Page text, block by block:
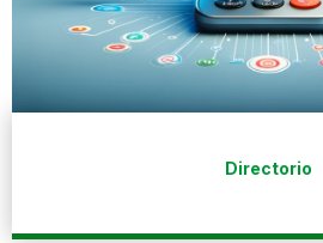
Directorio